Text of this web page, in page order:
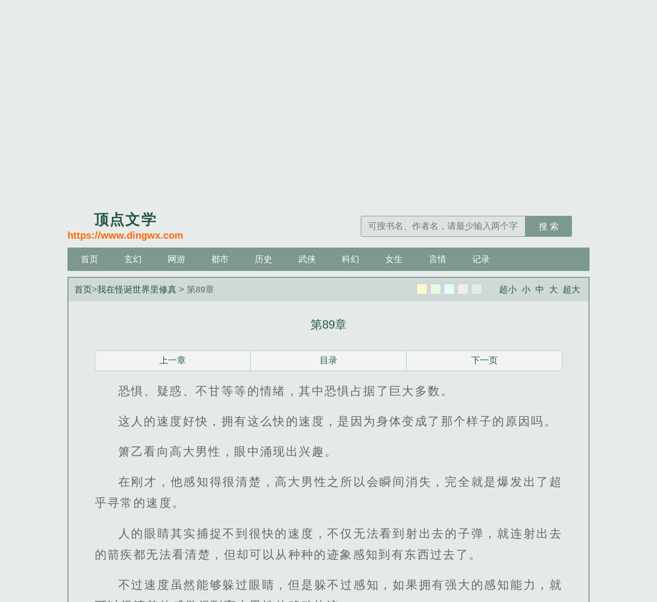
顶点文学
https://www.dingwx.com
搜 索
首页 玄幻 网游 都市 历史 武侠 科幻 女生 言情 记录
首页>我在怪诞世界里修真 > 第89章 超小 小 中 大 超大
第89章
上一章 目录 下一页
恐惧、疑惑、不甘等等的情绪，其中恐惧占据了巨大多数。
这人的速度好快，拥有这么快的速度，是因为身体变成了那个样子的原因吗。
箫乙看向高大男性，眼中涌现出兴趣。
在刚才，他感知得很清楚，高大男性之所以会瞬间消失，完全就是爆发出了超
乎寻常的速度。
人的眼睛其实捕捉不到很快的速度，不仅无法看到射出去的子弹，就连射出去
的箭疾都无法看清楚，但却可以从种种的迹象感知到有东西过去了。
不过速度虽然能够躲过眼睛，但是躲不过感知，如果拥有强大的感知能力，就